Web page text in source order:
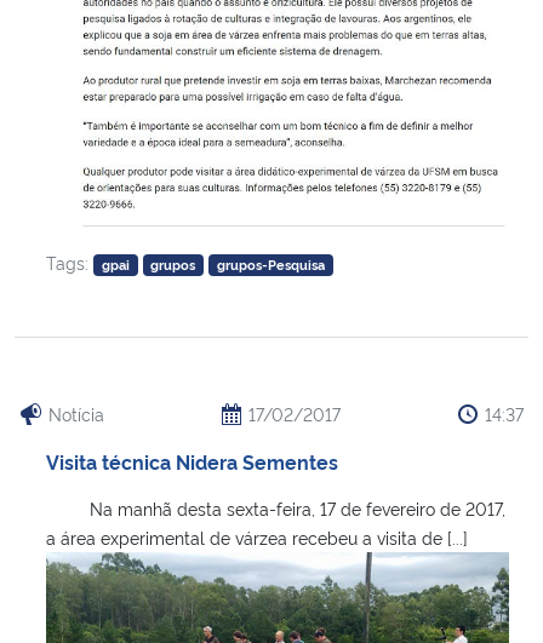
Tags: gpai grupos grupos-Pesquisa
Notícia 17/02/2017 14:37
Visita técnica Nidera Sementes
Na manhã desta sexta-feira, 17 de fevereiro de 2017,
a área experimental de várzea recebeu a visita de [...]